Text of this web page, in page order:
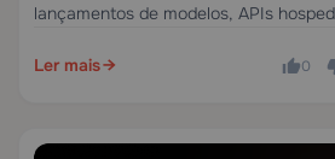
lançamentos de modelos, APIs
ofertas de infraestrutura privada.
Ler mais 0